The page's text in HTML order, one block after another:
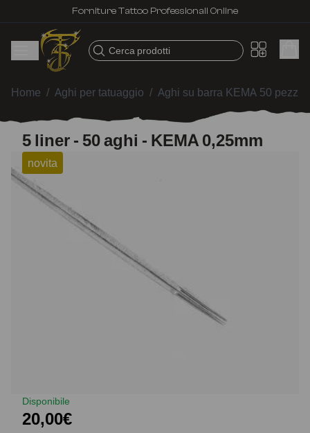
Forniture Tattoo Professionali Online
Cerca prodotti
Home / Aghi per tatuaggio / Aghi su barra KEMA 50 pezzi
5 liner - 50 aghi - KEMA 0,25mm
novita
Disponibile
20,00€